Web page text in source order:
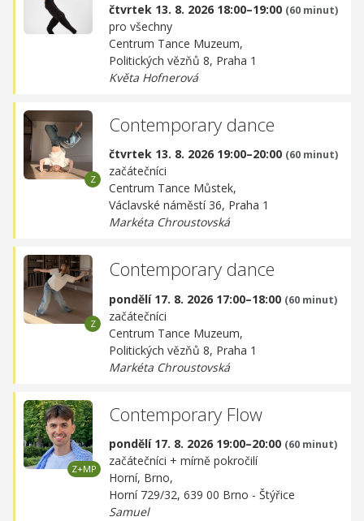
čtvrtek 13. 8. 2026 18:00–19:00 (60 minut)
pro všechny
Centrum Tance Muzeum,
Politických vězňů 8, Praha 1
Květa Hofnerová
Contemporary dance
čtvrtek 13. 8. 2026 19:00–20:00 (60 minut)
začátečníci
Centrum Tance Můstek,
Václavské náměstí 36, Praha 1
Markéta Chroustovská
Contemporary dance
pondělí 17. 8. 2026 17:00–18:00 (60 minut)
začátečníci
Centrum Tance Muzeum,
Politických vězňů 8, Praha 1
Markéta Chroustovská
Contemporary Flow
pondělí 17. 8. 2026 19:00–20:00 (60 minut)
začátečníci + mírně pokročilí
Horní, Brno,
Horní 729/32, 639 00 Brno - Štýřice
Samuel